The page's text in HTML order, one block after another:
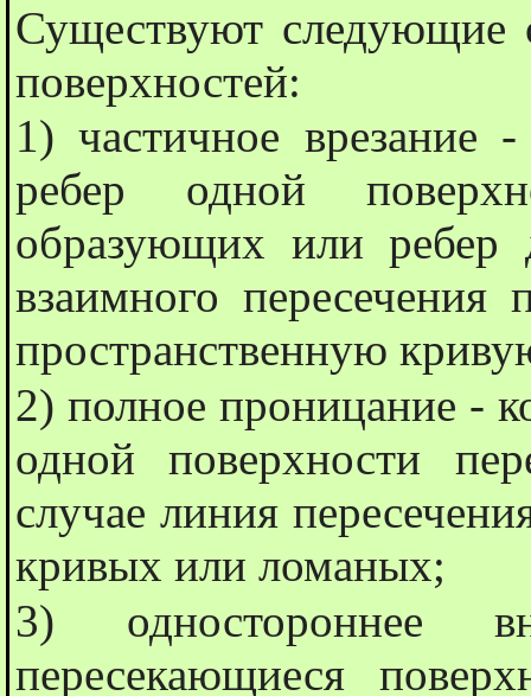
Существуют следующие
поверхностей:
1) частичное врезание
ребер одной
образующих или ребер
взаимного пересечения
пространственную
2) полное проницание -
одной поверхности
случае линия
кривых или ломаных;
3) одностороннее
пересекающиеся